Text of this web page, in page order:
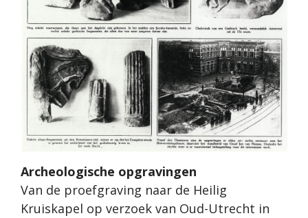
Archeologische opgravingen
Van de proefgraving naar de Heilig
Kruiskapel op verzoek van Oud-Utrecht in